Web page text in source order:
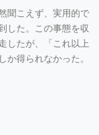
聞こえず、実用的で
した。この事態を収
したが、「これ以上
得られなかった。